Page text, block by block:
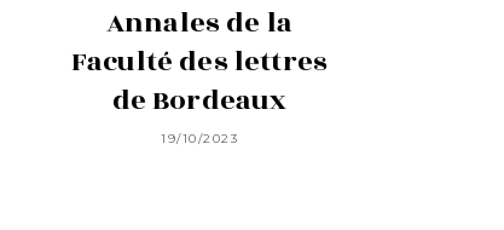
Annales de la
Faculté des lettres
de Bordeaux
19/10/2023